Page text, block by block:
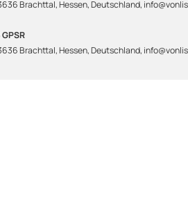
Brachttal, Hessen, Deutschland,
Brachttal, Hessen, Deutschland,